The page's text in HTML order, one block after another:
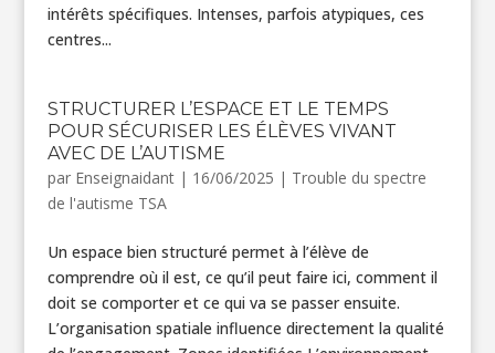
intérêts spécifiques. Intenses, parfois atypiques, ces
centres...
STRUCTURER L’ESPACE ET LE TEMPS
POUR SÉCURISER LES ÉLÈVES VIVANT
AVEC DE L’AUTISME
par Enseignaidant| 16/06/2025 | Trouble du spectre
de l'autisme TSA
Un espace bien structuré permet à l’élève de
comprendre où il est, ce qu’il peut faire ici, comment il
doit se comporter et ce qui va se passer ensuite.
L’organisation spatiale influence directement la qualité